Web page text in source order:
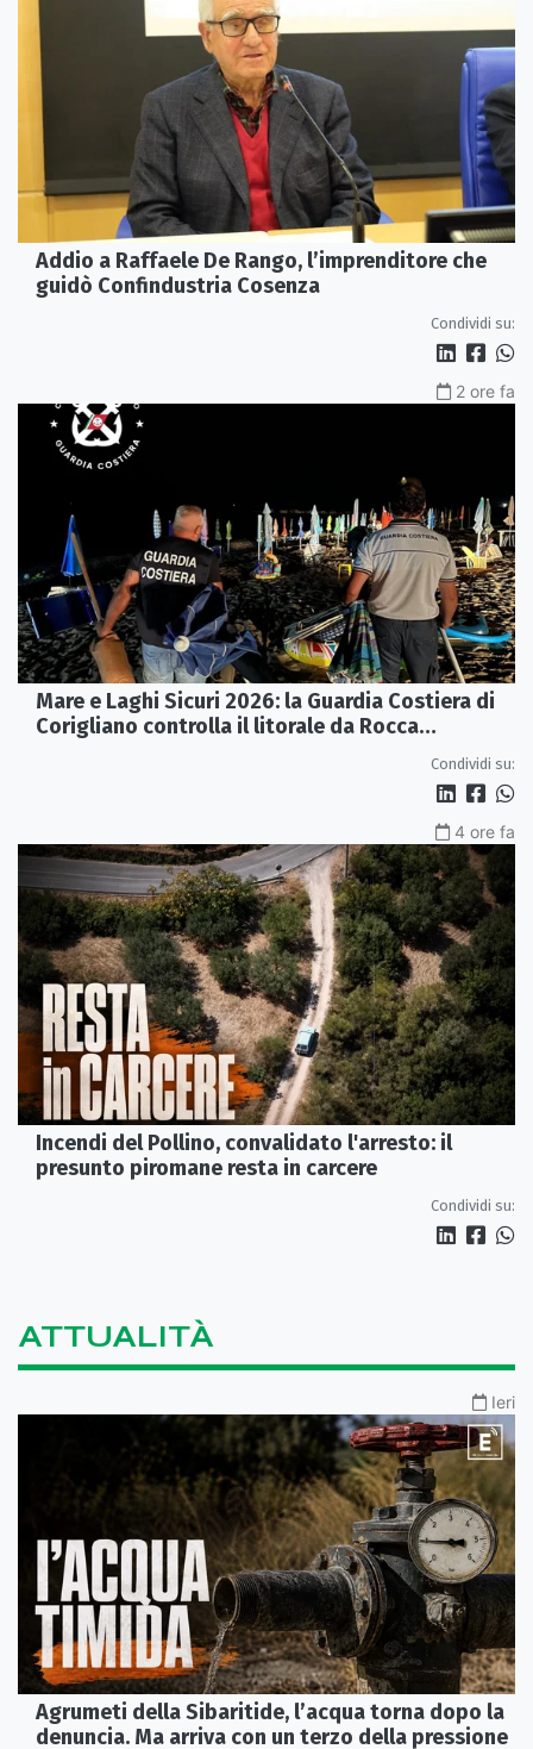
Addio a Raffaele De Rango, l’imprenditore che
guidò Confindustria Cosenza
Condividi su:
2 ore fa
Mare e Laghi Sicuri 2026: la Guardia Costiera di
Corigliano controlla il litorale da Rocca
Condividi su:
4 ore fa
Incendi del Pollino, convalidato l'arresto: il
presunto piromane resta in carcere
Condividi su:
ATTUALITÀ
Ieri
Agrumeti della Sibaritide, l’acqua torna dopo la
denuncia. Ma arriva con un terzo della pressione